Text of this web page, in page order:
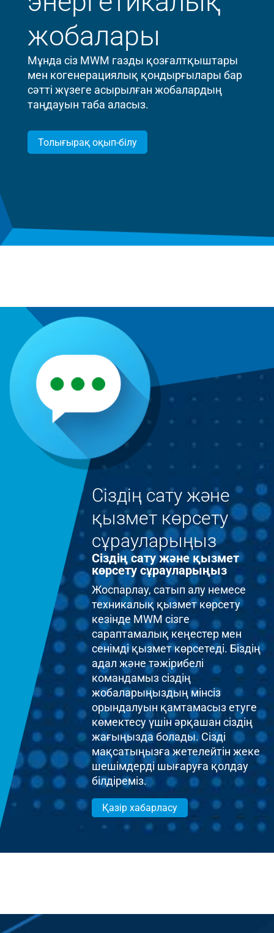
жобалары
Мұнда сіз MWM газды қозғалтқыштары
мен когенерациялық қондырғылары бар
сәтті жүзеге асырылған жобалардың
таңдауын таба аласыз.
Толығырақ оқып-білу
Сіздің сату және
қызмет көрсету
сұрауларыңыз
Сіздің сату және қызмет
көрсету сұрауларыңыз
Жоспарлау, сатып алу немесе
техникалық қызмет көрсету
кезінде MWM сізге
сараптамалық кеңестер мен
сенімді қызмет көрсетеді. Біздің
адал және тәжірибелі
командамыз сіздің
жобаларыңыздың мінсіз
орындалуын қамтамасыз етуге
көмектесу үшін әрқашан сіздің
жағыңызда болады. Сізді
мақсатыңызға жетелейтін жеке
шешімдерді шығаруға қолдау
білдіреміз.
Қазір хабарласу